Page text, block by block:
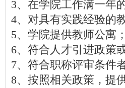
3、在学院工作满一年
4、对具有实践经验的
5、学院提供教师公寓
6、符合人才引进政策
7、符合职称评审条件
8、按照相关政策，提